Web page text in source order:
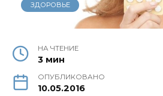
ЗДОРОВЬЕ
НА ЧТЕНИЕ
3 мин
ОПУБЛИКОВАНО
10.05.2016